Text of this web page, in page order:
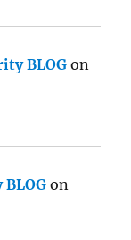
BLOG on
BLOG on